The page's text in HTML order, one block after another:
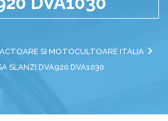
SI MOTOCULTOARE ITALIA
SLANZI DVA920 DVA1030